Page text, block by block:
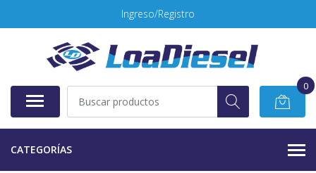
Ingreso/Registro
0
CATEGORÍAS